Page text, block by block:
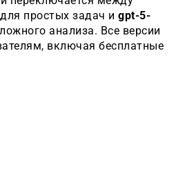
для простых задач и gpt-5-
анализа. Все версии
включая бесплатные